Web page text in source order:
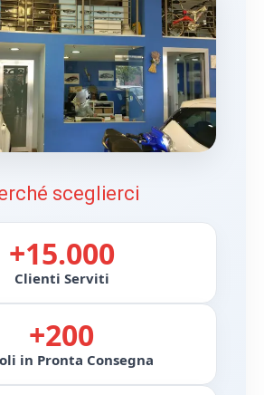
sceglierci
+15.000
Clienti Serviti
+200
in Pronta Consegna